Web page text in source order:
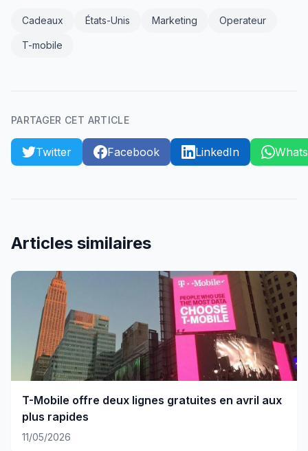
Cadeaux États-Unis Marketing Operateur
T-mobile
PARTAGER CET ARTICLE
Twitter Facebook LinkedIn
Articles similaires
T-Mobile offre deux lignes gratuites en avril aux
plus rapides
11/05/2026